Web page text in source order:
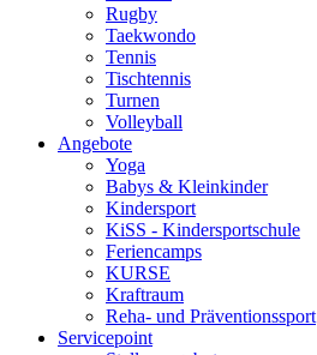
Rugby
Taekwondo
Tennis
Tischtennis
Turnen
Volleyball
Angebote
Yoga
Babys & Kleinkinder
Kindersport
KiSS - Kindersportschule
Feriencamps
KURSE
Kraftraum
Reha- und Präventionssport
Servicepoint